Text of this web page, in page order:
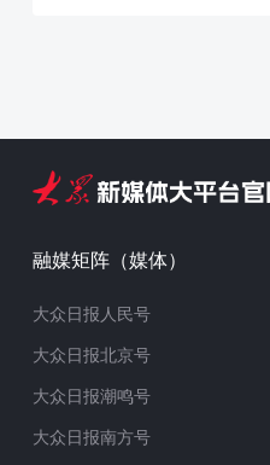
融媒矩阵（媒体）
大众日报人民号
大众日报北京号
大众日报潮鸣号
大众日报南方号